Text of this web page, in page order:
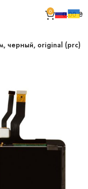
0 0.00₴
черный, original (prc)